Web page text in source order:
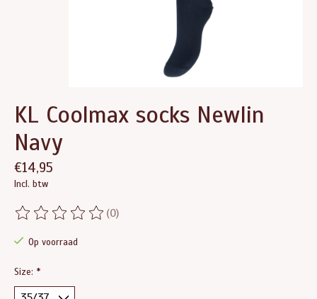
KL Coolmax socks Newlin
Navy
€14,95
Incl. btw
De beoordeling van dit product is
(0)
Op voorraad
Size: *